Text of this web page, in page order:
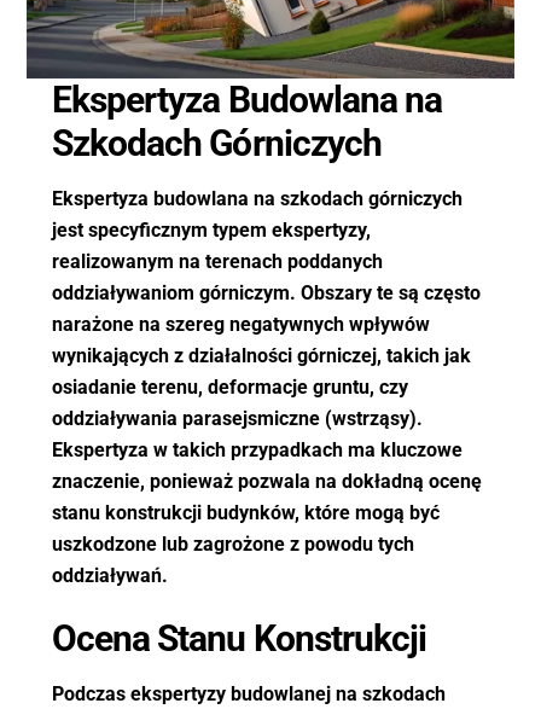
Ekspertyza Budowlana na
Szkodach Górniczych
Ekspertyza budowlana na szkodach górniczych
jest specyficznym typem ekspertyzy,
realizowanym na terenach poddanych
oddziaływaniom górniczym. Obszary te są często
narażone na szereg negatywnych wpływów
wynikających z działalności górniczej, takich jak
osiadanie terenu, deformacje gruntu, czy
oddziaływania parasejsmiczne (wstrząsy).
Ekspertyza w takich przypadkach ma kluczowe
znaczenie, ponieważ pozwala na dokładną ocenę
stanu konstrukcji budynków, które mogą być
uszkodzone lub zagrożone z powodu tych
oddziaływań.
Ocena Stanu Konstrukcji
Podczas ekspertyzy budowlanej na szkodach